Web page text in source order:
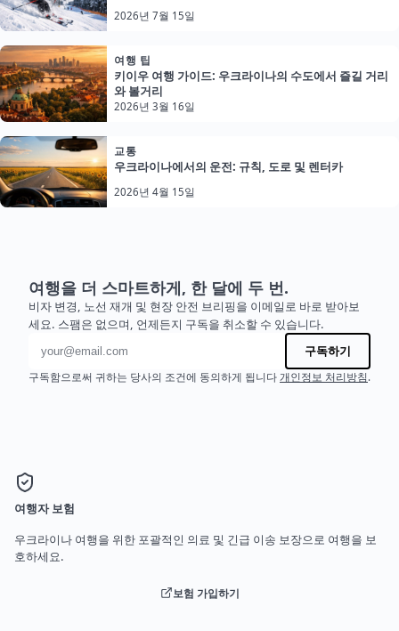
2026년 7월 15일
여행 팁
키이우 여행 가이드: 우크라이나의 수도에서 즐길 거리
와 볼거리
2026년 3월 16일
교통
우크라이나에서의 운전: 규칙, 도로 및 렌터카
2026년 4월 15일
여행을 더 스마트하게, 한 달에 두 번.
비자 변경, 노선 재개 및 현장 안전 브리핑을 이메일로 바로 받아보
세요. 스팸은 없으며, 언제든지 구독을 취소할 수 있습니다.
이메일 주소
구독하기
구독함으로써 귀하는 당사의 조건에 동의하게 됩니다 개인정보 처리방침.
여행자 보험
우크라이나 여행을 위한 포괄적인 의료 및 긴급 이송 보장으로 여행을 보
호하세요.
보험 가입하기